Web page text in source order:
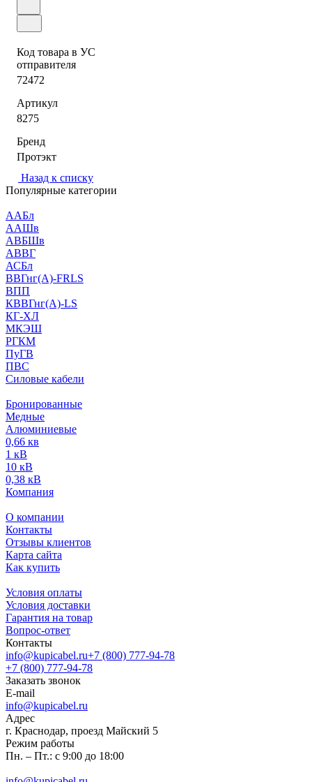
Код товара в УС
отправителя
72472
Артикул
8275
Бренд
Протэкт
Назад к списку
Популярные категории
ААБл
ААШв
АВБШв
АВВГ
АСБл
ВВГнг(А)-FRLS
ВПП
КВВГнг(А)-LS
КГ-ХЛ
МКЭШ
РГКМ
ПуГВ
ПВС
Силовые кабели
Бронированные
Медные
Алюминиевые
0,66 кв
1 кВ
10 кВ
0,38 кВ
Компания
О компании
Контакты
Отзывы клиентов
Карта сайта
Как купить
Условия оплаты
Условия доставки
Гарантия на товар
Вопрос-ответ
Контакты
info@kupicabel.ru+7 (800) 777-94-78
+7 (800) 777-94-78
Заказать звонок
E-mail
info@kupicabel.ru
Адрес
г. Краснодар, проезд Майский 5
Режим работы
Пн. – Пт.: с 9:00 до 18:00